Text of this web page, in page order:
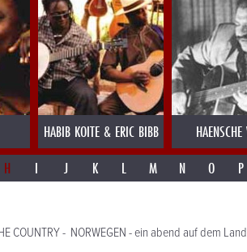
HABIB KOITE & ERIC BIBB
H I J K L M N O P
COUNTRY - NORWEGEN - ein abend auf dem